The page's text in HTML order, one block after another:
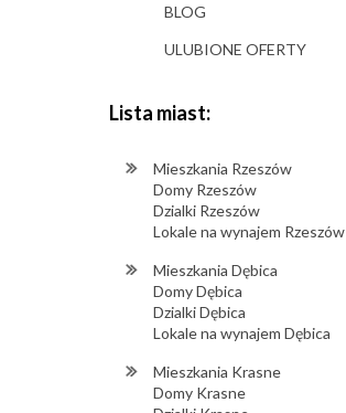
BLOG
ULUBIONE OFERTY
Lista miast:
Mieszkania Rzeszów
Domy Rzeszów
Dzialki Rzeszów
Lokale na wynajem Rzeszów
Mieszkania Dębica
Domy Dębica
Dzialki Dębica
Lokale na wynajem Dębica
Mieszkania Krasne
Domy Krasne